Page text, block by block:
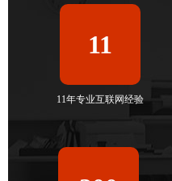
11
11年专业互联网经验